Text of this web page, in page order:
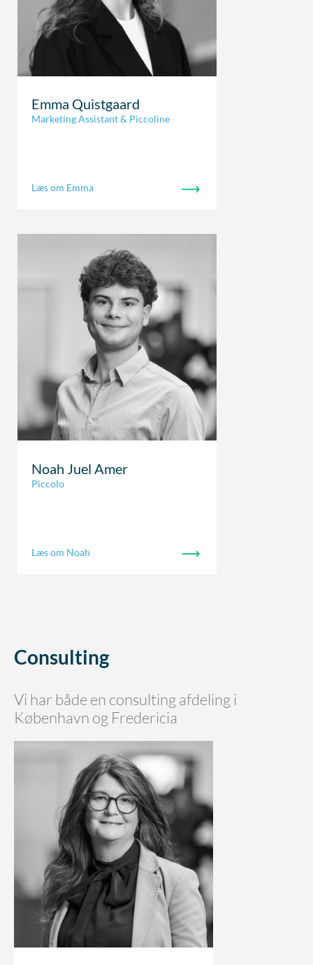
Emma Quistgaard
Marketing Assistant & Piccoline
Læs om Emma
Noah Juel Amer
Piccolo
Læs om Noah
Consulting
Vi har både en consulting afdeling i
København og Fredericia